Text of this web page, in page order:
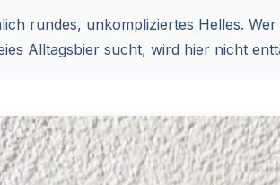
rundes, unkompliziertes Helles.
Alltagsbier sucht, wird hier nicht